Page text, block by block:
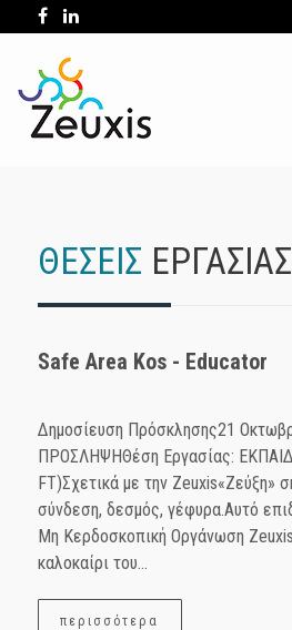
ΘΕΣΕΙΣ ΕΡΓΑΣΙΑΣ
Safe Area Kos - Educator
Δημοσίευση Πρόσκλησης21
ΠΡΟΣΛΗΨΗΘέση Εργασίας:
FT)Σχετικά με την Zeuxis«Ζεύξη»
σύνδεση, δεσμός, γέφυρα.Αυτό
Μη Κερδοσκοπική Οργάνωση
καλοκαίρι του...
περισσότερα